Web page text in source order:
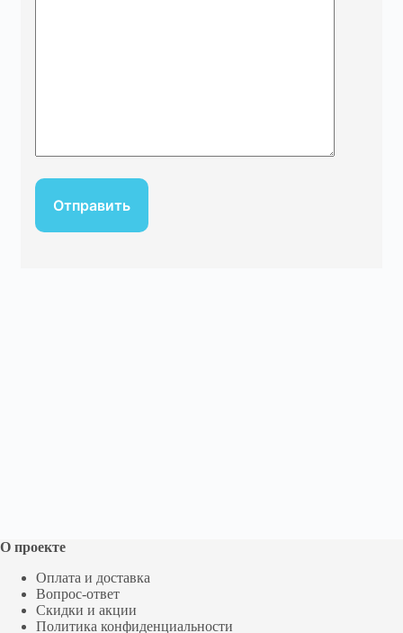
О проекте
Оплата и доставка
Вопрос-ответ
Скидки и акции
Политика конфиденциальности